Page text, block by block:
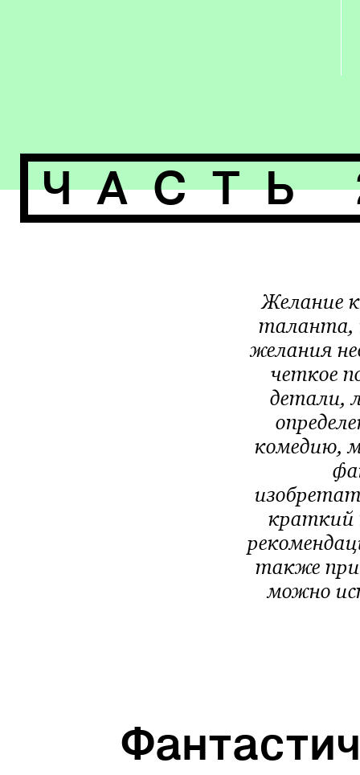
ЧАСТЬ
Желание
таланта,
желания
четкое
детали,
комедию,
краткий
также
можно